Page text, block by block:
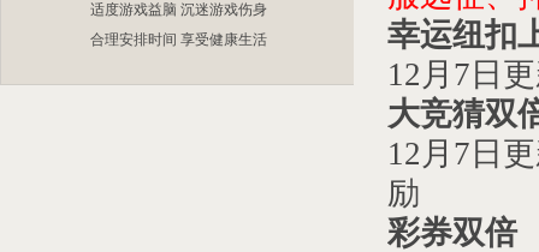
适度游戏益脑 沉迷游戏伤身
合理安排时间 享受健康生活
幸运纽扣
12 月 7 日
大竞猜双
12 月 7 日
励
彩券双倍